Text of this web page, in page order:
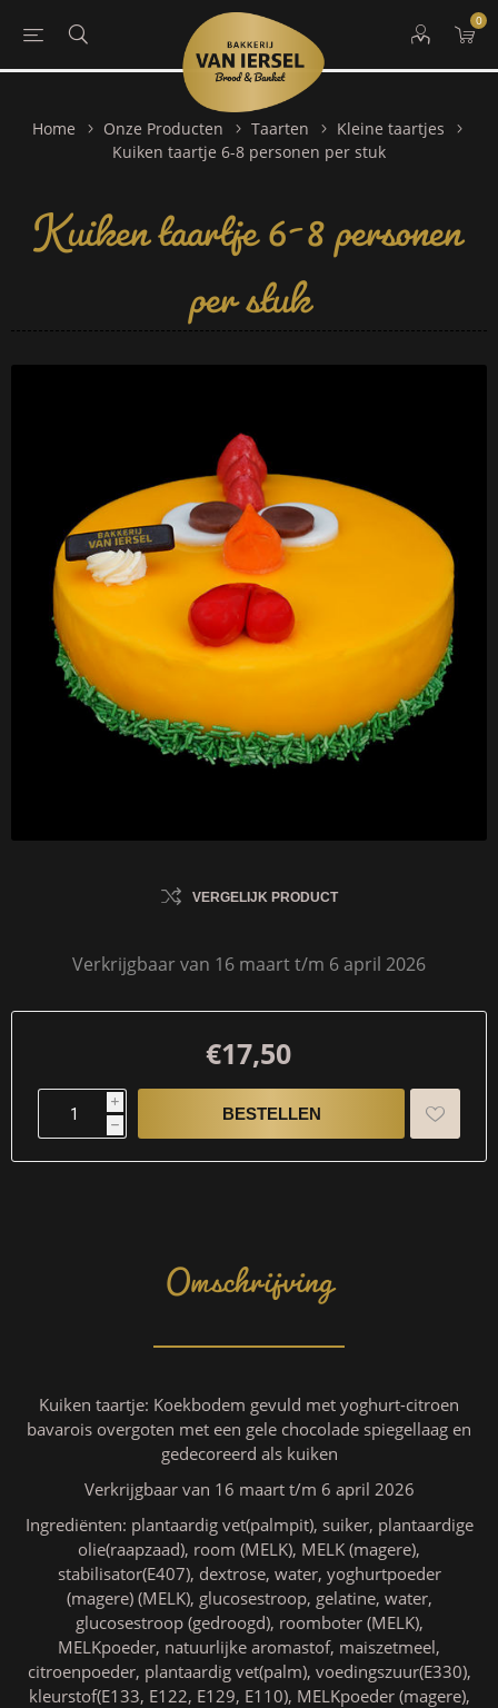
0
Home Onze Producten Taarten
Kleine taartjes
Kuiken taartje 6-8 personen per stuk
Kuiken taartje 6-8 personen
per stuk
VERGELIJK PRODUCT
Verkrijgbaar van 16 maart t/m 6 april 2026
€17,50
i
h
Omschrijving
Kuiken taartje: Koekbodem gevuld met yoghurt-citroen
bavarois overgoten met een gele chocolade spiegellaag en
gedecoreerd als kuiken
Verkrijgbaar van 16 maart t/m 6 april 2026
Ingrediënten: plantaardig vet(palmpit), suiker, plantaardige
olie(raapzaad), room (MELK), MELK (magere),
stabilisator(E407), dextrose, water, yoghurtpoeder
(magere) (MELK), glucosestroop, gelatine, water,
glucosestroop (gedroogd), roomboter (MELK),
MELKpoeder, natuurlijke aromastof, maiszetmeel,
citroenpoeder, plantaardig vet(palm), voedingszuur(E330),
kleurstof(E133, E122, E129, E110), MELKpoeder (magere),